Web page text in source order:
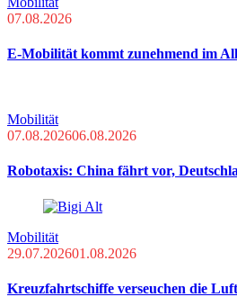
07.08.2026
E-Mobilität kommt zunehmend im
Mobilität
07.08.202606.08.2026
Robotaxis: China fährt vor,
Mobilität
29.07.202601.08.2026
Kreuzfahrtschiffe verseuchen die